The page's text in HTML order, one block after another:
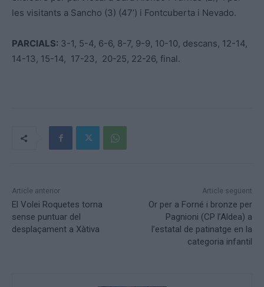
les visitants a Sancho (3) (47’) i Fontcuberta i Nevado.
PARCIALS: 3-1, 5-4, 6-6, 8-7, 9-9, 10-10, descans, 12-14,
14-13, 15-14, 17-23, 20-25, 22-26, final.
Article anterior
El Volei Roquetes torna
sense puntuar del
desplaçament a Xàtiva
Article següent
Or per a Forné i bronze per
Pagnioni (CP l’Aldea) a
l’estatal de patinatge en la
categoria infantil